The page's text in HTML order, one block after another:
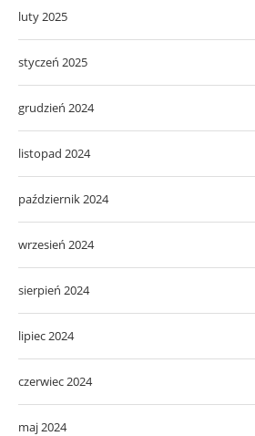
luty 2025
styczeń 2025
grudzień 2024
listopad 2024
październik 2024
wrzesień 2024
sierpień 2024
lipiec 2024
czerwiec 2024
maj 2024